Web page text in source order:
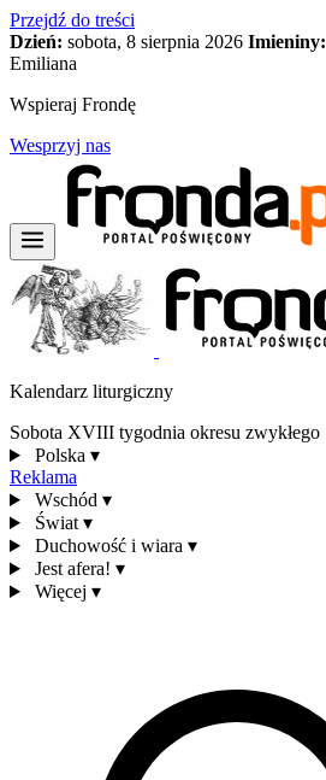
Przejdź do treści
Dzień: sobota, 8 sierpnia 2026 Imieniny:
Emiliana
Wspieraj Frondę
Wesprzyj nas
Kalendarz liturgiczny
Sobota XVIII tygodnia okresu zwykłego
Polska ▾
Reklama
Wschód ▾
Świat ▾
Duchowość i wiara ▾
Jest afera! ▾
Więcej ▾